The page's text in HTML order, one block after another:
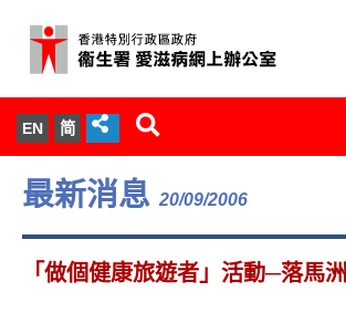
EN 简
關於我們
服務範圍
最新消息 20/09/2006
「做個健康旅遊者」活動─落馬洲